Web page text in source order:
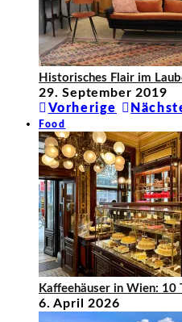
Historisches Flair im
29. September 2019
Vorherige
Food
Kaffeehäuser in Wien: 10
6. April 2026